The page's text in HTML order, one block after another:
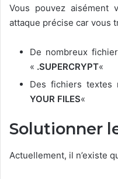
Vous pouvez aisément
attaque précise car vous
De nombreux
« .SUPERCRYPT«
Des fichiers textes
YOUR FILES«
Solutionner
Actuellement, il n’existe